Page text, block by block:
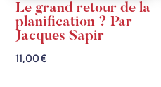
Le grand retour de la
planification ? Par
Jacques Sapir
11,00€